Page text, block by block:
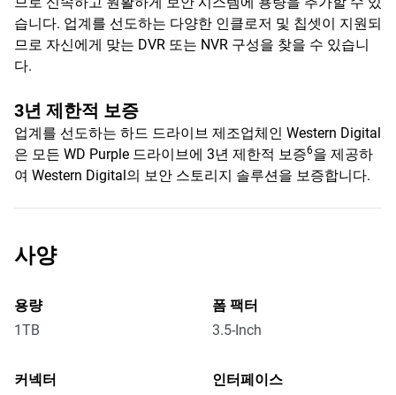
습니다. 업계를 선도하는 다양한 인클로저 및 칩셋이 지원되
므로 자신에게 맞는 DVR 또는 NVR 구성을 찾을 수 있습니
다.
3년 제한적 보증
업계를 선도하는 하드 드라이브 제조업체인 Western Digital
은 모든 WD Purple 드라이브에 3년 제한적 보증6을 제공하
여 Western Digital의 보안 스토리지 솔루션을 보증합니다.
사양
용량
1TB
폼 팩터
3.5-Inch
커넥터
인터페이스